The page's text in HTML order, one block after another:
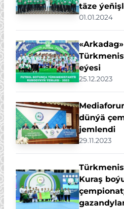
täze
01.01.2024
eýesi
25.12.2023
dünýä
jemlendi
29.11.2023
Kuraş